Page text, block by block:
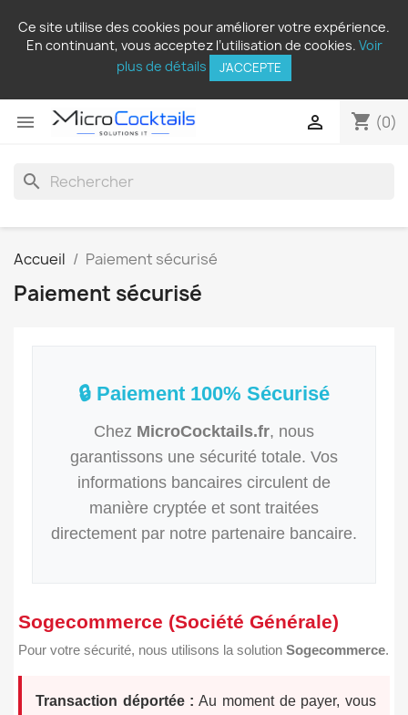
Ce site utilise des cookies pour améliorer votre expérience.
En continuant, vous acceptez l’utilisation de cookies. Voir
plus de détails
J'ACCEPTE
 shopping_cart (0)

search
Accueil Paiement sécurisé
Paiement sécurisé
🔒 Paiement 100% Sécurisé
Chez MicroCocktails.fr, nous
garantissons une sécurité totale. Vos
informations bancaires circulent de
manière cryptée et sont traitées
directement par notre partenaire bancaire.
Sogecommerce (Société Générale)
Pour votre sécurité, nous utilisons la solution Sogecommerce.
Transaction déportée : Au moment de payer, vous